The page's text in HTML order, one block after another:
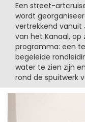
Een street-
wordt
vertrekkend vanuit
van het Kanaal, op
programma: een
begeleide
water te zien zijn
rond de spuitwerk